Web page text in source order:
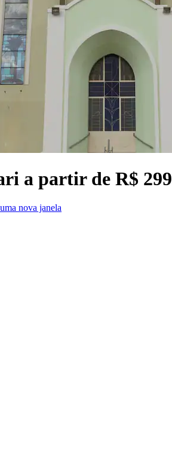
a partir de R$ 299
nova janela